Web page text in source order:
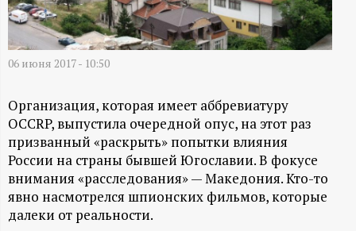
Д
А
Н
-
и
н
06 июня 2017 - 10:50
Организация, которая имеет аббревиатуру
OCCRP, выпустила очередной опус, на этот раз
призванный «раскрыть» попытки влияния
России на страны бывшей Югославии. В фокусе
внимания «расследования» — Македония. Кто-то
явно насмотрелся шпионских фильмов, которые
далеки от реальности.